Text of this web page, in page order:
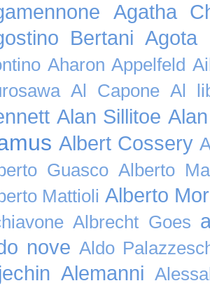
Agatha
Bertani Agota
Aharon Appelfeld
Al Capone Al
Alan Sillitoe
Albert Cossery
Guasco Alberto
Mattioli Alberto
Albrecht Goes
nove Aldo
Alemanni